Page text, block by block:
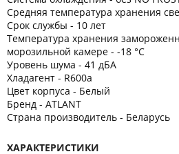
Средняя температура хранения
Срок службы - 10 лет
Температура хранения
морозильной камере - -18 °C
Уровень шума - 41 дБА
Хладагент - R600a
Цвет корпуса - Белый
Бренд - ATLANT
Страна производитель - Беларусь
ХАРАКТЕРИСТИКИ